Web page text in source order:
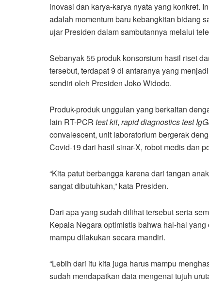
inovasi dan karya-karya nyata yang konkret.
adalah momentum baru kebangkitan bidang
ujar Presiden dalam sambutannya melalui
Sebanyak 55 produk konsorsium hasil riset
tersebut, terdapat 9 di antaranya yang
sendiri oleh Presiden Joko Widodo.
Produk-produk unggulan yang berkaitan
lain RT-PCR test kit, rapid diagnostics test
convalescent, unit laboratorium bergerak
Covid-19 dari hasil sinar-X, robot medis dan
“Kita patut berbangga karena dari tangan
sangat dibutuhkan,” kata Presiden.
Dari apa yang sudah dilihat tersebut serta
Kepala Negara optimistis bahwa hal-hal
mampu dilakukan secara mandiri.
“Lebih dari itu kita juga harus mampu
sudah mendapatkan data mengenai tujuh